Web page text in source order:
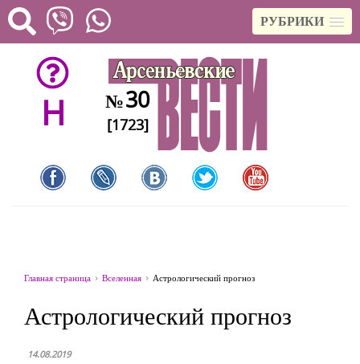
РУБРИКИ
H №30
[1723]
Главная страница Вселенная Астрологический прогноз
Астрологический прогноз
14.08.2019